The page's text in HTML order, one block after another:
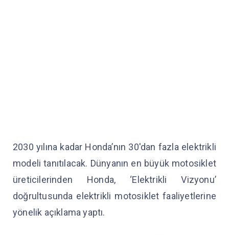
2030 yılına kadar Honda’nın 30'dan fazla elektrikli
modeli tanıtılacak. Dünyanın en büyük motosiklet
üreticilerinden Honda, ‘Elektrikli Vizyonu’
doğrultusunda elektrikli motosiklet faaliyetlerine
yönelik açıklama yaptı.